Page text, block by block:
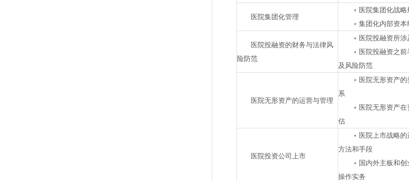
医院集团化管理
﹡医院集团化战
﹡集团化内部资
医院投融资的财务与法律风
险防范
﹡医院投融资所
﹡医院投融资之
及风险防范
医院无形资产的运营与管理
﹡医院无形资
系
﹡医院无形资产
估
医院投资公司上市
﹡医院上市战略
方法和手段
﹡国内外主板和
操作实务